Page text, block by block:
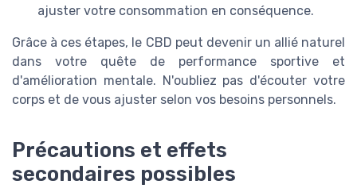
ajuster votre consommation en conséquence.
Grâce à ces étapes, le CBD peut devenir un allié naturel
dans votre quête de performance sportive et
d'amélioration mentale. N'oubliez pas d'écouter votre
corps et de vous ajuster selon vos besoins personnels.
Précautions et effets
secondaires possibles